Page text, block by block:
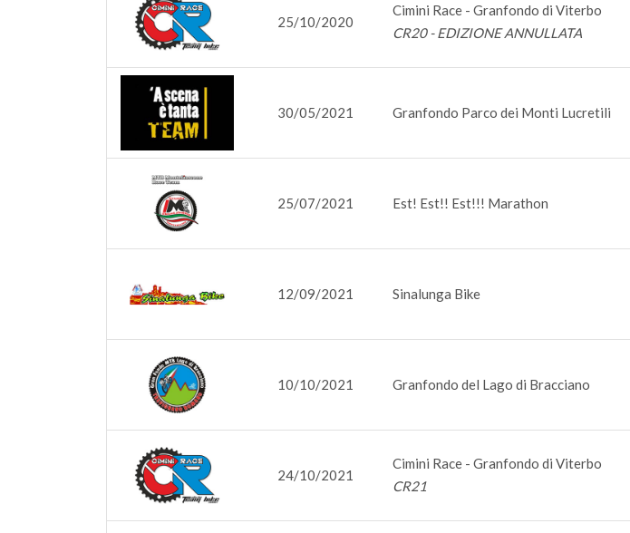
25/10/2020
Cimini Race - Granfondo di Viterbo
CR20 - EDIZIONE ANNULLATA
30/05/2021 Granfondo Parco dei Monti Lucretili
25/07/2021 Est! Est!! Est!!! Marathon
12/09/2021 Sinalunga Bike
10/10/2021 Granfondo del Lago di Bracciano
24/10/2021
Cimini Race - Granfondo di Viterbo
CR21